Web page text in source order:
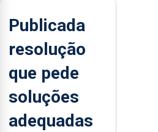
Publicada
resolução
que pede
soluções
adequadas